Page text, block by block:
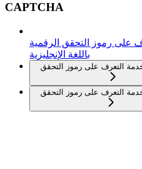
CAPTCHA
على رموز التحقق الرقمية
باللغة الإنجليزية